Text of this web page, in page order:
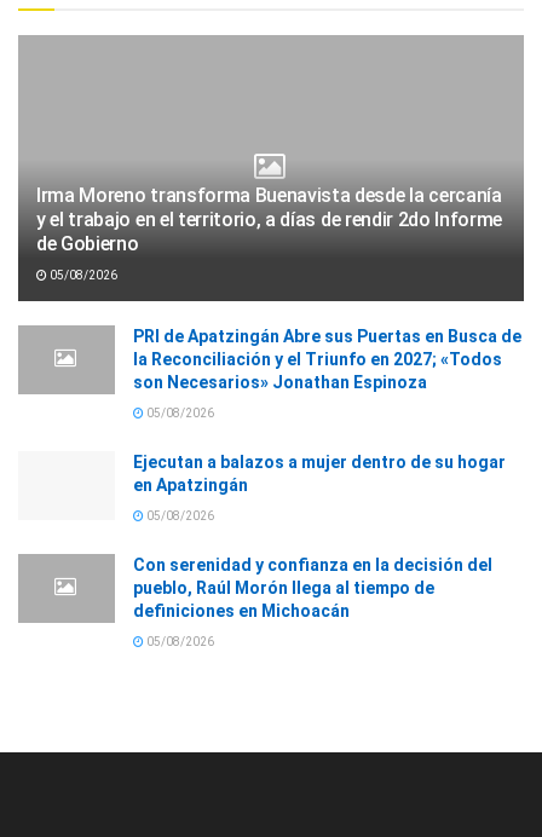
Irma Moreno transforma Buenavista desde la cercanía
y el trabajo en el territorio, a días de rendir 2do Informe
de Gobierno
05/08/2026
PRI de Apatzingán Abre sus Puertas en Busca de
la Reconciliación y el Triunfo en 2027; «Todos
son Necesarios» Jonathan Espinoza
05/08/2026
Ejecutan a balazos a mujer dentro de su hogar
en Apatzingán
05/08/2026
Con serenidad y confianza en la decisión del
pueblo, Raúl Morón llega al tiempo de
definiciones en Michoacán
05/08/2026